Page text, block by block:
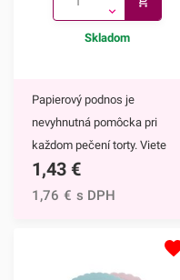
Skladom
Papierový podnos je
nevyhnutná pomôcka pri
každom pečení torty. Viete
na ňu tortu jednoducho uložiť
a zdobenie, prezentácia aj
však aj ako podnos na rôzne
1,43 €
1,76 € s DPH